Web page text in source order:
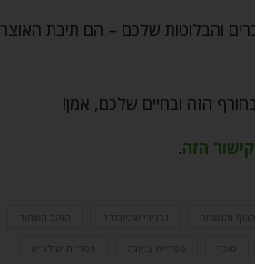
והבלוטות שלכם – הם תיבת האוצר
הזה ובחיים שלכם, אמן!
הזה.
והנשמה גרגירי שכיזנדרה הזהב השחור
סוכר פטריית צ'אגה פטריית שילג'יט